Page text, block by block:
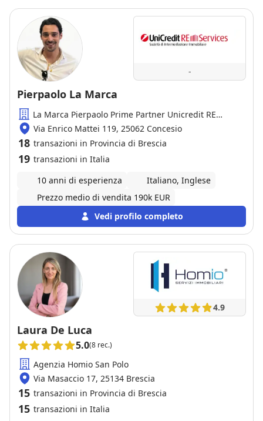
-
Pierpaolo La Marca
La Marca Pierpaolo Prime Partner Unicredit RE
Services
Via Enrico Mattei 119, 25062 Concesio
18 transazioni in Provincia di Brescia
19 transazioni in Italia
10 anni di esperienza
Italiano, Inglese
Prezzo medio di vendita 190k EUR
Vedi profilo completo
4.9
Laura De Luca
5.0(8 rec.)
Agenzia Homio San Polo
Via Masaccio 17, 25134 Brescia
15 transazioni in Provincia di Brescia
15 transazioni in Italia